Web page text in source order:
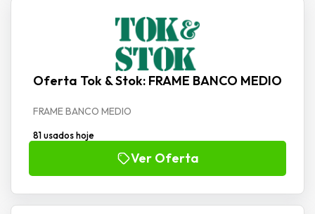
Oferta Tok & Stok: FRAME BANCO MEDIO
FRAME BANCO MEDIO
81 usados hoje
Ver Oferta